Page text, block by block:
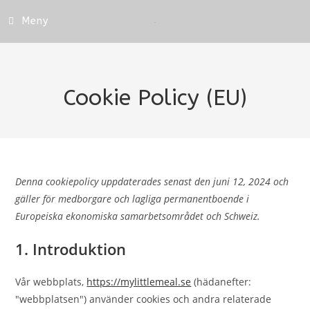
Meny
Cookie Policy (EU)
Denna cookiepolicy uppdaterades senast den juni 12, 2024 och
gäller för medborgare och lagliga permanentboende i
Europeiska ekonomiska samarbetsområdet och Schweiz.
1. Introduktion
Vår webbplats, https://mylittlemeal.se (hädanefter:
"webbplatsen") använder cookies och andra relaterade